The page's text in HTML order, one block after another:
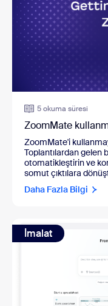
5 okuma süresi
ZoomMate
ZoomMate'i
Toplantılardan gelen
otomatikleştirin ve
somut çıktılara
Daha Fazla Bilgi
İmalat